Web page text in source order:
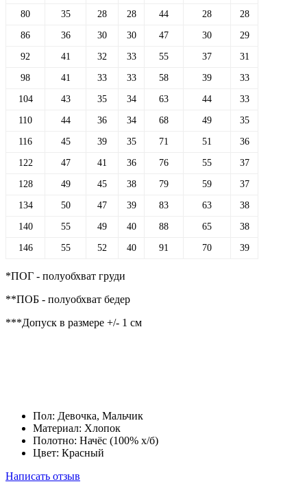
80 35 28 28 44 28 28
86 36 30 30 47 30 29
92 41 32 33 55 37 31
98 41 33 33 58 39 33
104 43 35 34 63 44 33
110 44 36 34 68 49 35
116 45 39 35 71 51 36
122 47 41 36 76 55 37
128 49 45 38 79 59 37
134 50 47 39 83 63 38
140 55 49 40 88 65 38
146 55 52 40 91 70 39
*ПОГ - полуобхват груди
**ПОБ - полуобхват бедер
***Допуск в размере +/- 1 см
Пол: Девочка, Мальчик
Материал: Хлопок
Полотно: Начёс (100% х/б)
Цвет: Красный
Написать отзыв